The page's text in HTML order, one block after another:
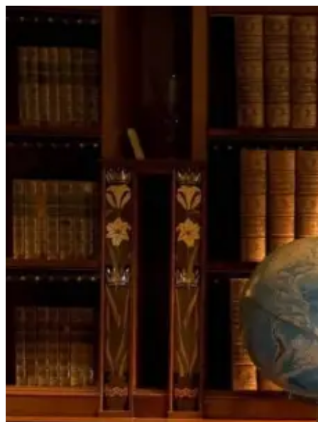
Перейти